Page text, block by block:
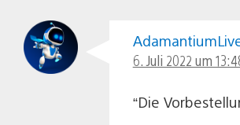
6. Juli 2022 um
“Die